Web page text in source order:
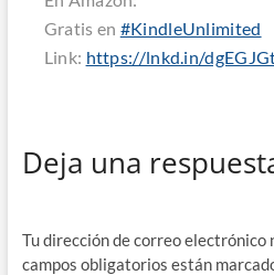
Gratis en #KindleUnlimited
Link: https://lnkd.in/
Deja una
Tu dirección de correo electrónico
campos obligatorios están